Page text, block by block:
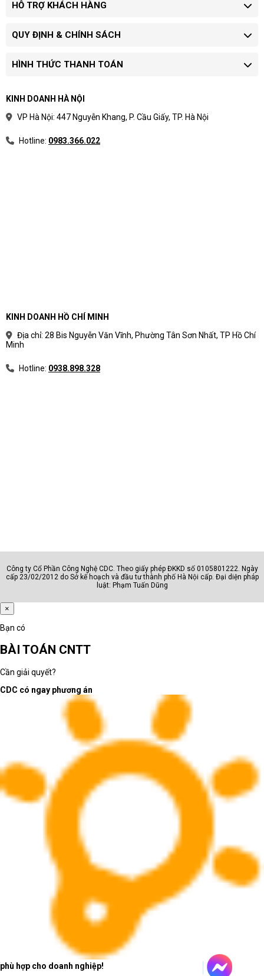
HỖ TRỢ KHÁCH HÀNG
QUY ĐỊNH & CHÍNH SÁCH
HÌNH THỨC THANH TOÁN
KINH DOANH HÀ NỘI
VP Hà Nội: 447 Nguyễn Khang, P. Cầu Giấy, TP. Hà Nội
Hotline: 0983.366.022
KINH DOANH HỒ CHÍ MINH
Địa chỉ: 28 Bis Nguyễn Văn Vĩnh, Phường Tân Sơn Nhất, TP Hồ Chí
Minh
Hotline: 0938.898.328
Công ty Cổ Phần Công Nghệ CDC. Theo giấy phép ĐKKD số 0105801222. Ngày
cấp 23/02/2012 do Sở kế hoạch và đầu tư thành phố Hà Nội cấp. Đại diện pháp
luật: Phạm Tuấn Dũng
×
Bạn có
BÀI TOÁN CNTT
Cần giải quyết?
CDC có ngay phương án
phù hợp cho doanh nghiệp!